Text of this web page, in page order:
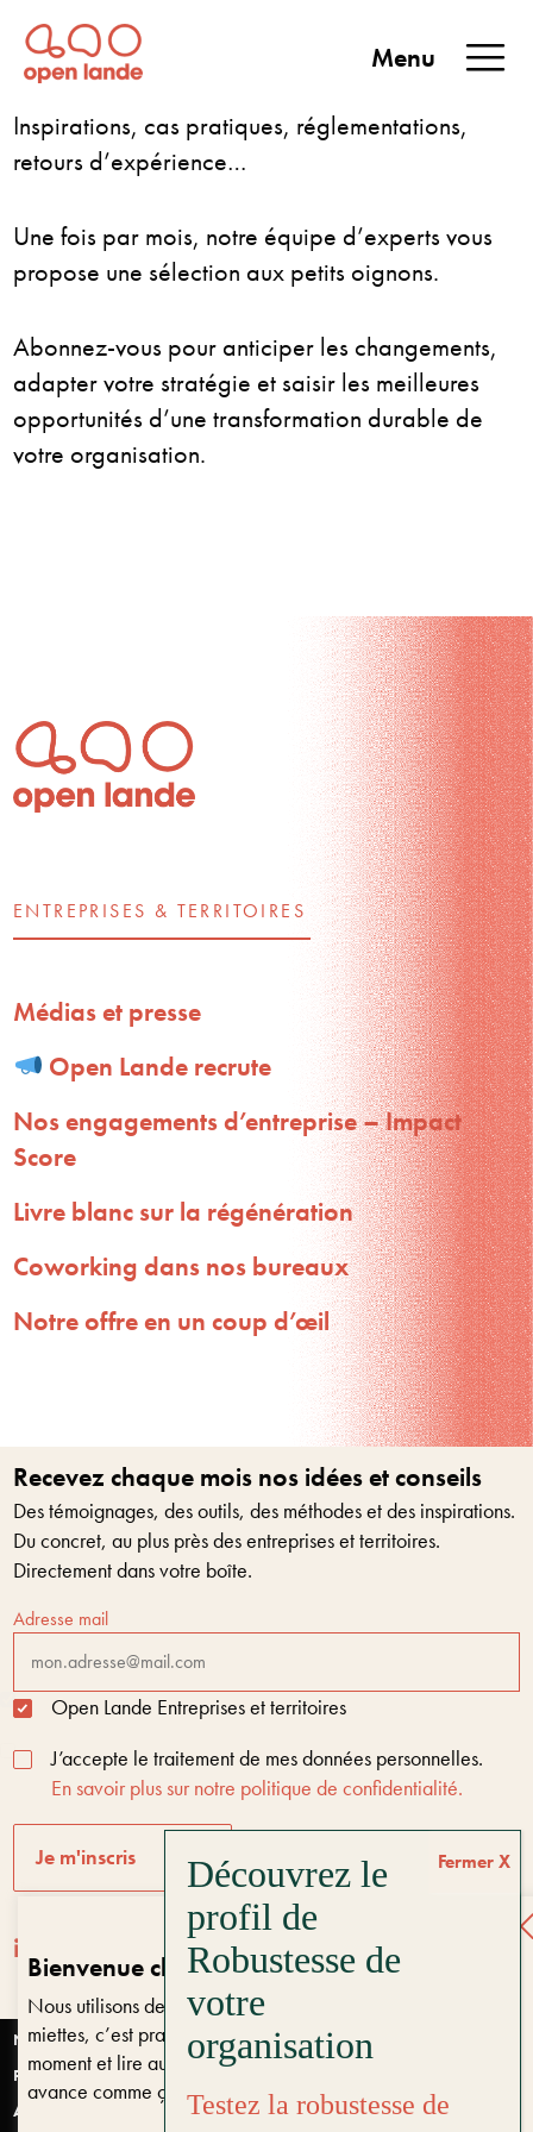
Entreprises & territoires
Nous vous aidons à être encore là dans 10 ans
Aller
directement
au
contenuTERRITOIRES
Open Lande
Entreprises & territoires
Menu
Inspirations, cas pratiques, réglementations,
retours d’expérience…
Une fois par mois, notre équipe d’experts vous
propose une sélection aux petits oignons.
Abonnez-vous pour anticiper les changements,
adapter votre stratégie et saisir les meilleures
opportunités d’une transformation durable de
votre organisation.
ENTREPRISES & TERRITOIRES
Médias et presse
Open Lande recrute
Nos engagements d’entreprise – Impact
Score
Livre blanc sur la régénération
Coworking dans nos bureaux
Notre offre en un coup d’œil
Recevez chaque mois nos idées et conseils
Des témoignages, des outils, des méthodes et des inspirations.
Du concret, au plus près des entreprises et territoires.
Directement dans votre boîte.
Adresse mail
Open Lande Entreprises et territoires
J’accepte le traitement de mes données personnelles.
En savoir plus sur notre politique de confidentialité.
Je m'inscris
Nantes
Paris
Anjou
Bienvenue chez Open Lande
Nous utilisons des cookies sur notre site. Ils ne font pas de
miettes, c’est pratique. Vous pouvez changer d’avis à tout
moment et lire aussi notrepolitique de confidentialité
avance comme ça ?Testez la robustesse de